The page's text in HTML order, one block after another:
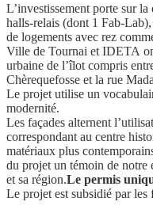
L’investissement porte sur
halls-relais (dont 1 Fab-
de logements avec rez
Ville de Tournai et IDETA
urbaine de l’îlot compris
Chèrequefosse et la rue
Le projet utilise un
modernité.
Les façades alternent
correspondant au centre
matériaux plus
du projet un témoin de notre
et sa région.Le permis
Le projet est subsidié par